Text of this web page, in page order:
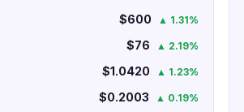
$600 ▲ 1.31%
$76 ▲ 2.19%
$1.0420 ▲ 1.23%
$0.2003 ▲ 0.19%